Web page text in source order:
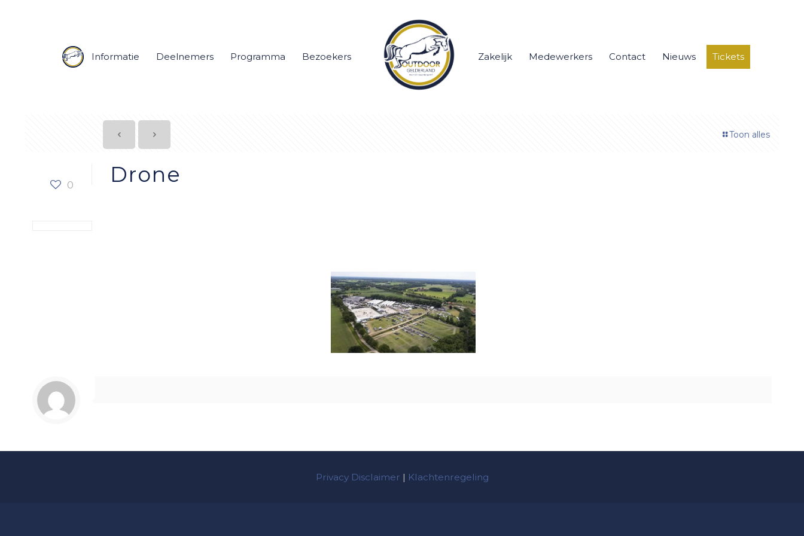
Informatie Deelnemers Programma Bezoekers Zakelijk Medewerkers Contact Nieuws Tickets
Toon alles
0 Drone
Privacy Disclaimer | Klachtenregeling